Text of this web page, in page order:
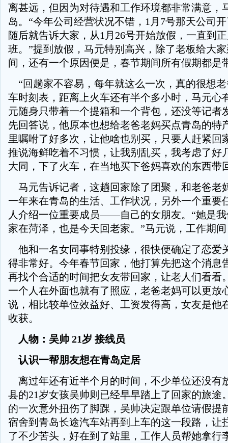
离甚远，但因为对待遇和工作环境都非常满意，
岛。“今年公司经营状况不错，1月7号那天公司
随后就告诉大家，从1月26号开始放假，一直到
班。”提到放假，马元特别高兴，除了老板给大
间，还有一个原因便是，春节期间所有假期都是
“回趟家不容易，每年就这么一次，真的很想
车时刻表，距离上火车还有半个多小时，马元心
元随身只带着一个提箱和一个背包，还没等记者
先回答说，他原本也想给老爸老妈买点青岛的特
里嘱咐了好多次，让他啥也别买，只要人赶紧回
推说海鲜吃着不习惯，让我别乱买，我考虑了好
大同，下了火车，在当地买下爸妈喜欢的东西带
马元告诉记者，这趟回家除了团聚，和老爸老
一年来在青岛的生活、工作状况，另外一个重要
人介绍一位重要成员——自己的女朋友。“她是
家在菏泽，也是今天回老家。”马元说，工作期
他和一名女同事特别投缘，很快便确定了恋爱
得非常好。今年春节回家，他打算先把这个消息
再找个合适的时间把女友带回家，让老人们看看
一个人在外面也就有了照应，老爸老妈可以更放
说，相比较单位效益好、工资发得高，女友是他
收获。
人物：吴帅 21岁 接线员
认识一帮朋友想在青岛定居
离过年还有近半个月的时间，不少单位还没有
县的21岁女孩吴帅则已经早早踏上了回家的旅途
的一次意外扭伤了脚踝，吴帅决定跟单位请假提
宿舍到青岛长途汽车站再到上车的这一段路，让
了不少苦头，好在到了站里，工作人员帮她拿行